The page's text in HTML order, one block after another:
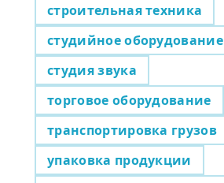
строительная техника
студийное оборудование
студия звука
торговое оборудование
транспортировка грузов
упаковка продукции